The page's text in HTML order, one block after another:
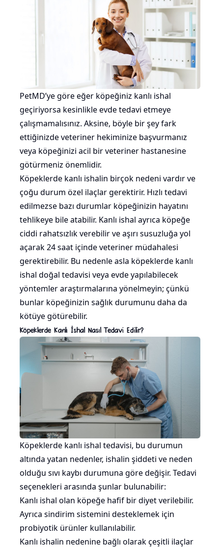
PetMD’ye göre eğer köpeğiniz kanlı ishal
geçiriyorsa kesinlikle evde tedavi etmeye
çalışmamalısınız. Aksine, böyle bir şey fark
ettiğinizde veteriner hekiminize başvurmanız
veya köpeğinizi acil bir veteriner hastanesine
götürmeniz önemlidir.
Köpeklerde kanlı ishalin birçok nedeni vardır ve
çoğu durum özel ilaçlar gerektirir. Hızlı tedavi
edilmezse bazı durumlar köpeğinizin hayatını
tehlikeye bile atabilir. Kanlı ishal ayrıca köpeğe
ciddi rahatsızlık verebilir ve aşırı susuzluğa yol
açarak 24 saat içinde veteriner müdahalesi
gerektirebilir. Bu nedenle asla köpeklerde kanlı
ishal doğal tedavisi veya evde yapılabilecek
yöntemler araştırmalarına yönelmeyin; çünkü
bunlar köpeğinizin sağlık durumunu daha da
kötüye götürebilir.
Köpeklerde Kanlı İshal Nasıl Tedavi Edilir?
Köpeklerde kanlı ishal tedavisi, bu durumun
altında yatan nedenler, ishalin şiddeti ve neden
olduğu sıvı kaybı durumuna göre değişir. Tedavi
seçenekleri arasında şunlar bulunabilir:
Kanlı ishal olan köpeğe hafif bir diyet verilebilir.
Ayrıca sindirim sistemini desteklemek için
probiyotik ürünler kullanılabilir.
Kanlı ishalin nedenine bağlı olarak çeşitli ilaçlar